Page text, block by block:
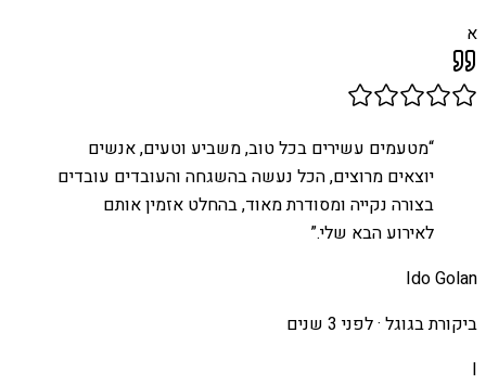
א
“מטעמים עשירים בכל טוב, משביע וטעים, אנשים
יוצאים מרוצים, הכל נעשה בהשגחה והעובדים עובדים
בצורה נקייה ומסודרת מאוד, בהחלט אזמין אותם
לאירוע הבא שלי.”
Ido Golan
ביקורת בגוגל ·לפני 3 שנים
I